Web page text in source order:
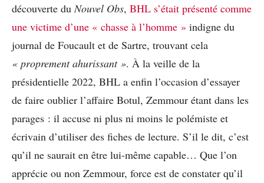
découverte du Nouvel Obs, BHL s’était présenté comme
une victime d’une « chasse à l’homme » indigne du
journal de Foucault et de Sartre, trouvant cela
« proprement ahurissant ». À la veille de la
présidentielle 2022, BHL a enfin l’occasion d’essayer
de faire oublier l’affaire Botul, Zemmour étant dans les
parages : il accuse ni plus ni moins le polémiste et
écrivain d’utiliser des fiches de lecture. S’il le dit, c’est
qu’il ne saurait en être lui-même capable… Que l’on
apprécie ou non Zemmour, force est de constater qu’il